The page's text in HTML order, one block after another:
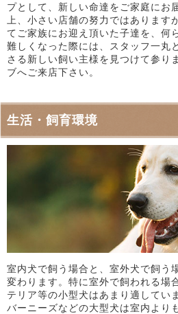
プとして、新しい命達をご家庭にお
上、小さい店舗の努力ではあります
てご家族にお迎え頂いた子達を、何
難しくなった際には、スタッフ一丸
さる新しい飼い主様を見つけて参り
ブへご来店下さい。
生活・飼育環境
室内犬で飼う場合と、室外犬で飼う
変わります。特に室外で飼われる場
テリア等の小型犬はあまり適してい
バーニーズなどの大型犬は室内より